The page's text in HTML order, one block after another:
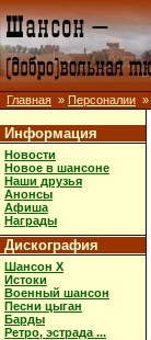
Главная » Персоналии »
Информация
Новости
Новое в шансоне
Наши друзья
Анонсы
Афиша
Награды
Дискография
Шансон X
Истоки
Военный шансон
Песни цыган
Барды
Ретро, эстрада ...